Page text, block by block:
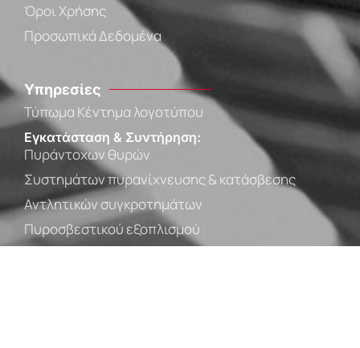
Όροι Χρήσης
Προσωπικά Δεδομένα
Υπηρεσίες
Τύπωμα Κέντημα λογοτύπου
Εγκατάσταση & Συντήρηση:
Πυράντοχων θυρών
Συστημάτων πυρανίχνευσης & κατάσβεσης
Αντλητικών συγκροτημάτων
Πυροσβεστικού εξοπλισμού